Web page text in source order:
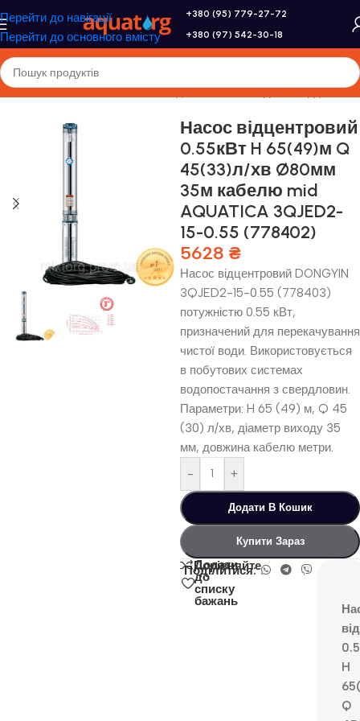
Перейти до навігації
Перейти до основного вмісту
+380 (95) 779-27-72
+380 (97) 542-30-18
/Насоси та насосне обладнання/Насоси для свердловини
Насос відцентровий
0.55кВт H 65(49)м Q
45(33)л/хв Ø80мм
35м кабелю mid
AQUATICA 3QJED2-
15-0.55 (778402)
5628 ₴
Насос відцентровий DONGYIN
3QJED2-15-0.55 (778403)
потужністю 0.55 кВт,
призначений для перекачування
чистої води. Використовується
в побутових системах
водопостачання з свердловин.
Параметри: H 65 (49) м, Q 45
(30) л/хв, діаметр виходу 35
мм, довжина кабелю метри.
-
+
Додати В Кошик
Купити Зараз
Порівняйте
Додати
до
списку
бажань
Поділитися:
H
Q